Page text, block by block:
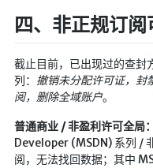
四、非正规订
截止目前，已出现过的查封
列： 撤销未分配许可证，封
阅，删除全域账户。
普通商业 / 非盈利许可全局：
Developer (MSDN) 系列 /
阅，无法找回数据；其中
Google硬盘
主站网页探针
副站网页探针
高阶工具
软件下载安装
百度网盘解析